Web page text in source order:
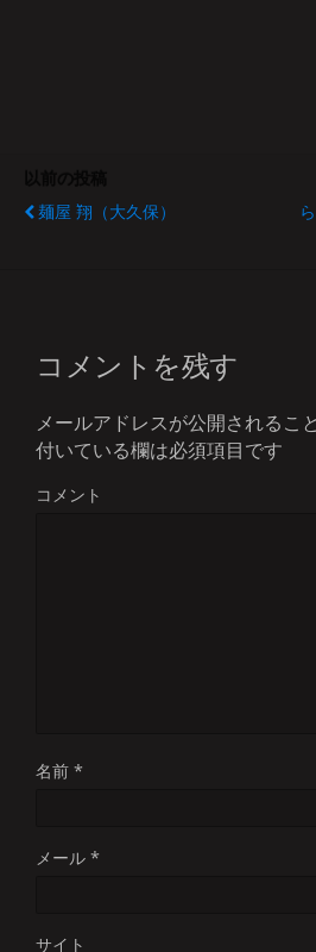
麺屋 翔（大久保）
コメントを残す
メールアドレスが公開されるこ
付いている欄は必須項目です
コメント
名前 *
メール *
サイト